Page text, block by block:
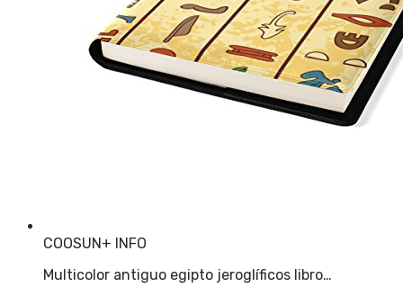
COOSUN+ INFO
Multicolor antiguo egipto jeroglíficos libro…